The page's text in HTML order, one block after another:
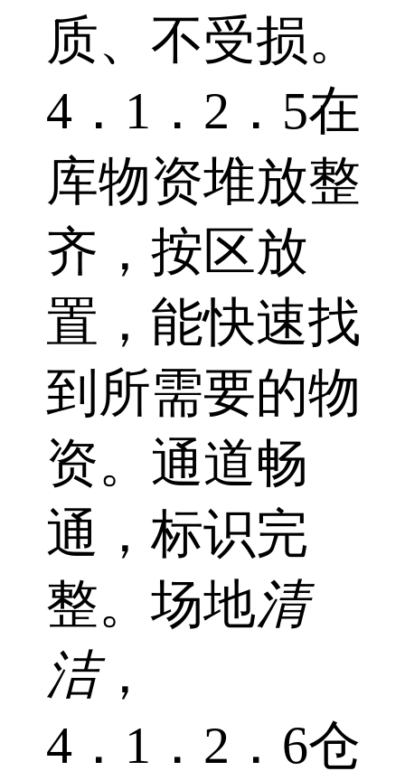
质、不受损。
4．1．2．5在
库物资堆放整
齐，按区放
置，能快速找
到所需要的物
资。通道畅
通，标识完
整。场地清
洁，
4．1．2．6仓